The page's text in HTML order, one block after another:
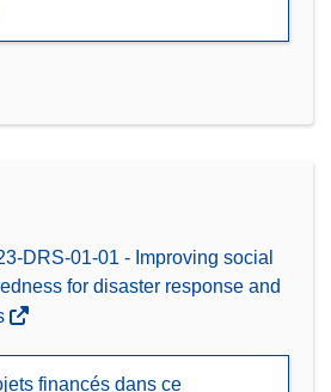
DRS-01-01 - Improving social
for disaster response and
financés dans ce